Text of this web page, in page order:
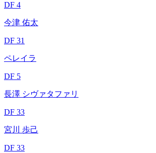
DF 4
今津 佑太
DF 31
ペレイラ
DF 5
長澤 シヴァタファリ
DF 33
宮川 歩己
DF 33